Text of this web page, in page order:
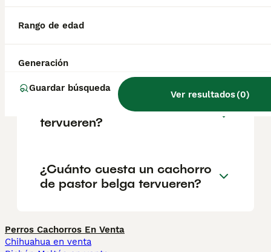
Rango de edad
Generación
Guardar búsqueda
Ver resultados(0)
un buen perro de familia?
¿Qué es un pastor belga
tervueren?
¿Cuánto cuesta un cachorro
de pastor belga tervueren?
Perros Cachorros En Venta
Chihuahua en venta